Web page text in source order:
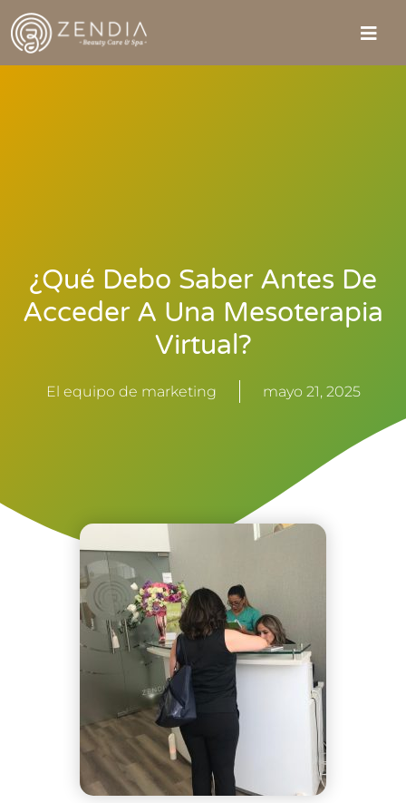
¿Qué Debo Saber Antes De
Acceder A Una Mesoterapia
Virtual?
El equipo de marketing mayo 21, 2025